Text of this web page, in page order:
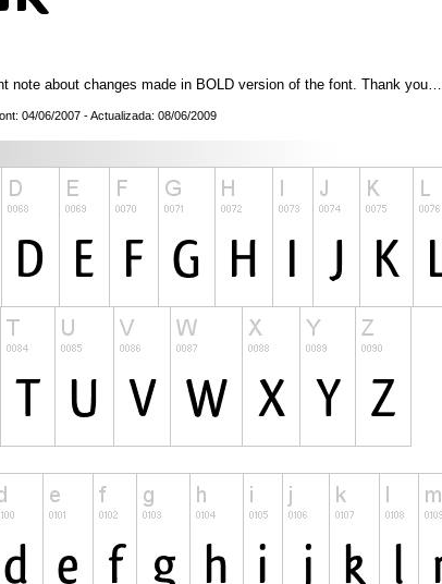
note about changes made in BOLD version of the font. Thank you…
04/06/2007 - Actualizada: 08/06/2009